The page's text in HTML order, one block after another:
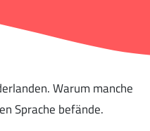
Warum manche
Sprache befände.